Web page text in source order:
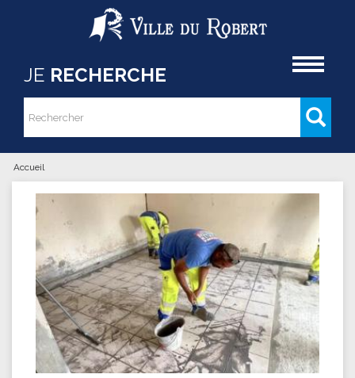
Aller au contenu principal
JE RECHERCHE
Formulaire de recherche
Rechercher
Vous êtes ici
Accueil